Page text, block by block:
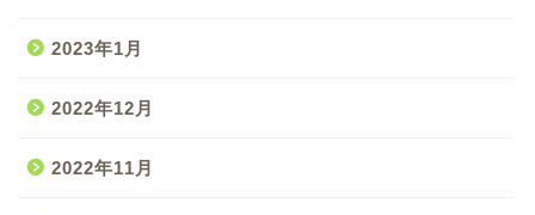
2023年1月
2022年12月
2022年11月